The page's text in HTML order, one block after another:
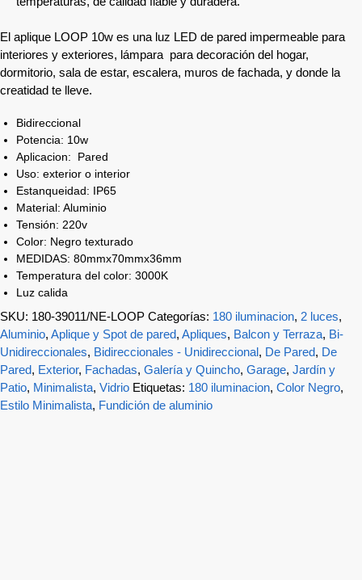
El aplique LOOP 10w es una luz LED de pared impermeable para
interiores y exteriores, lámpara para decoración del hogar,
dormitorio, sala de estar, escalera, muros de fachada, y donde la
creatidad te lleve.
Bidireccional
Potencia: 10w
Aplicacion: Pared
Uso: exterior o interior
Estanqueidad: IP65
Material: Aluminio
Tensión: 220v
Color: Negro texturado
MEDIDAS: 80mmx70mmx36mm
Temperatura del color: 3000K
Luz calida
SKU: 180-39011/NE-LOOP Categorías: 180 iluminacion, 2 luces,
Aluminio, Aplique y Spot de pared, Apliques, Balcon y Terraza, Bi-
Unidireccionales, Bidireccionales - Unidireccional, De Pared, De
Pared, Exterior, Fachadas, Galería y Quincho, Garage, Jardín y
Patio, Minimalista, Vidrio Etiquetas: 180 iluminacion, Color Negro,
Estilo Minimalista, Fundición de aluminio